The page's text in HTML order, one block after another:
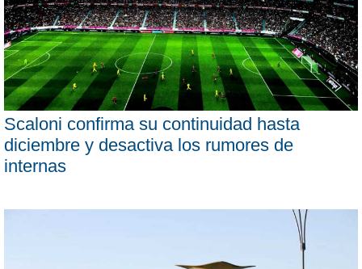
Scaloni confirma su continuidad hasta
diciembre y desactiva los rumores de
internas